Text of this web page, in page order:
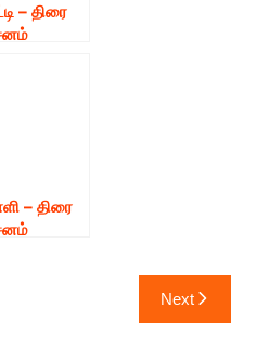
– திரை
– திரை
Next